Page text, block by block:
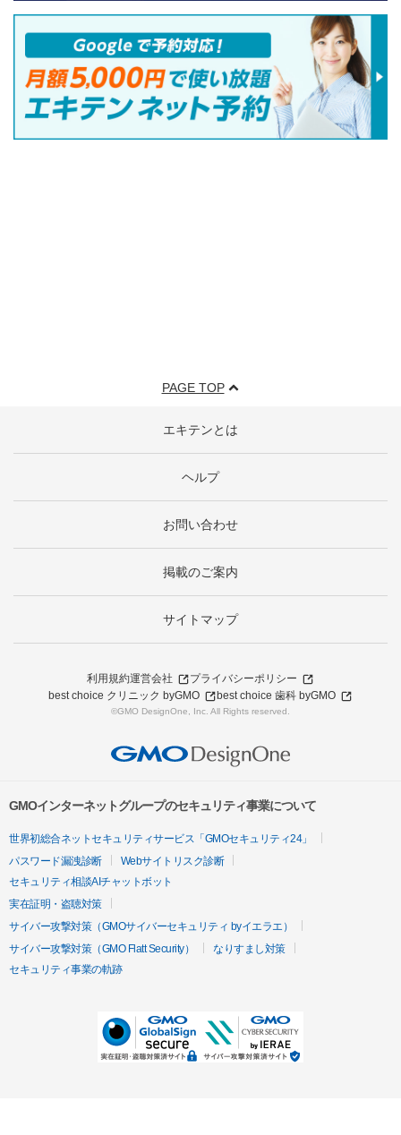
PAGE TOP
エキテンとは
ヘルプ
お問い合わせ
掲載のご案内
サイトマップ
利用規約運営会社
プライバシーポリシー
best choice クリニック byGMO
best choice 歯科 byGMO
©GMO DesignOne, Inc. All Rights reserved.
GMOインターネットグループのセキュリティ事業について
世界初総合ネットセキュリティサービス「GMOセキュリティ24」
パスワード漏洩診断
Webサイトリスク診断
セキュリティ相談AIチャットボット
実在証明・盗聴対策
サイバー攻撃対策（GMOサイバーセキュリティ byイエラエ）
サイバー攻撃対策（GMO Flatt Security）
なりすまし対策
セキュリティ事業の軌跡